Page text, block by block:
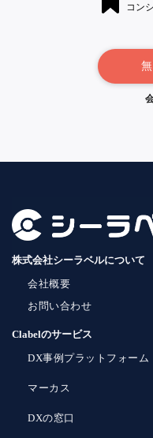
コン
株式会社シーラベルについて
会社概要
お問い合わせ
Clabelのサービス
DX事例プラットフォーム
マーカス
DXの窓口